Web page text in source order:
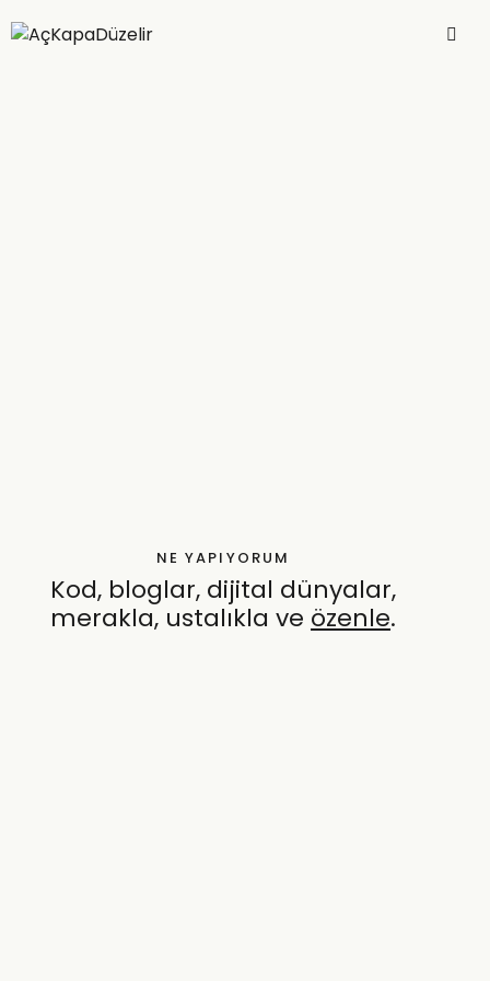
NE YAPIYORUM
Kod, bloglar, dijital dünyalar,
merakla, ustalıkla ve özenle.